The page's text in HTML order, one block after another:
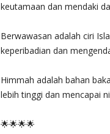
keutamaan dan mendaki
Berwawasan adalah ciri
keperibadian dan
Himmah adalah bahan
lebih tinggi dan mencapai
🌟🌟🌟🌟